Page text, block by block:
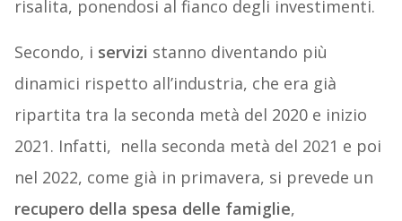
risalita, ponendosi al fianco degli investimenti.
Secondo, i servizi stanno diventando più
dinamici rispetto all’industria, che era già
ripartita tra la seconda metà del 2020 e inizio
2021. Infatti, nella seconda metà del 2021 e poi
nel 2022, come già in primavera, si prevede un
recupero della spesa delle famiglie,